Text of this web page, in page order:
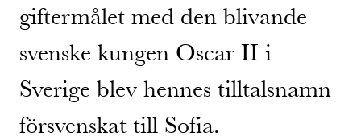
giftermålet med den blivande
svenske kungen Oscar II i
Sverige blev hennes tilltalsnamn
försvenskat till Sofia.